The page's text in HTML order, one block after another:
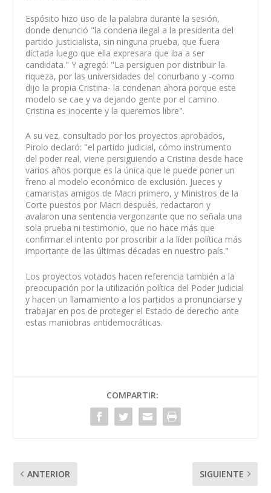
Espósito hizo uso de la palabra durante la sesión,
donde denunció "la condena ilegal a la presidenta del
partido justicialista, sin ninguna prueba, que fuera
dictada luego que ella expresara que iba a ser
candidata." Y agregó: "La persiguen por distribuir la
riqueza, por las universidades del conurbano y -como
dijo la propia Cristina- la condenan ahora porque este
modelo se cae y va dejando gente por el camino.
Cristina es inocente y la queremos libre".
A su vez, consultado por los proyectos aprobados,
Pirolo declaró: "el partido judicial, cómo instrumento
del poder real, viene persiguiendo a Cristina desde hace
varios años porque es la única que le puede poner un
freno al modelo económico de exclusión. Jueces y
camaristas amigos de Macri primero, y Ministros de la
Corte puestos por Macri después, redactaron y
avalaron una sentencia vergonzante que no señala una
sola prueba ni testimonio, que no hace más que
confirmar el intento por proscribir a la líder política más
importante de las últimas décadas en nuestro país."
Los proyectos votados hacen referencia también a la
preocupación por la utilización política del Poder Judicial
y hacen un llamamiento a los partidos a pronunciarse y
trabajar en pos de proteger el Estado de derecho ante
estas maniobras antidemocráticas.
COMPARTIR:
ANTERIOR SIGUIENTE